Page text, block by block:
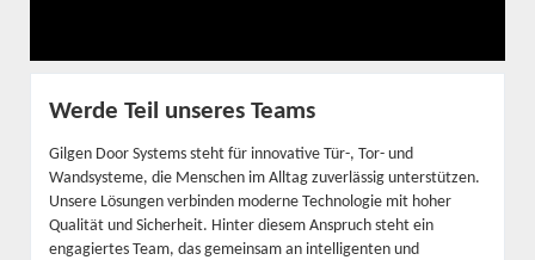
Werde Teil unseres Teams
Gilgen Door Systems steht für innovative Tür-, Tor- und
Wandsysteme, die Menschen im Alltag zuverlässig unterstützen.
Unsere Lösungen verbinden moderne Technologie mit hoher
Qualität und Sicherheit. Hinter diesem Anspruch steht ein
engagiertes Team, das gemeinsam an intelligenten und